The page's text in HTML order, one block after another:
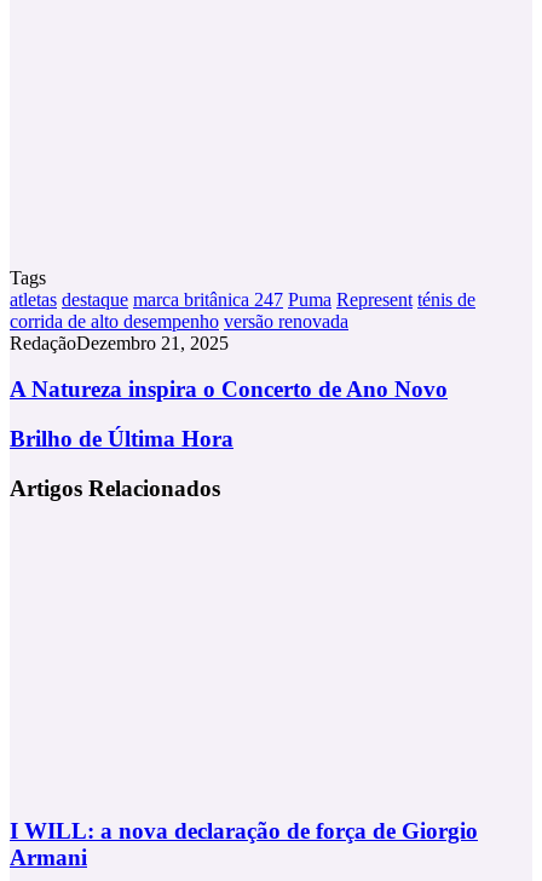
Tags
atletas destaque marca britânica 247 Puma Represent ténis de
corrida de alto desempenho versão renovada
RedaçãoDezembro 21, 2025
A
inspira
o
de
A Natureza inspira o Concerto de Ano Novo
Brilho
Última
Hora
Brilho de Última Hora
Artigos Relacionados
I WILL: a nova declaração de força de Giorgio
Armani